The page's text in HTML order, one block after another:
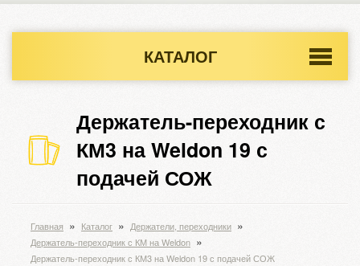
КАТАЛОГ
Держатель-переходник с
КМ3 на Weldon 19 с
подачей СОЖ
Главная » Каталог » Держатели, переходники »
Держатель-переходник с КМ на Weldon »
Держатель-переходник с КМ3 на Weldon 19 с подачей СОЖ